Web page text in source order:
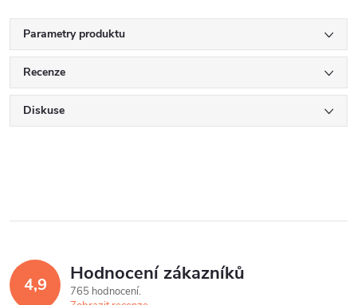
Parametry produktu
Recenze
Diskuse
4,9 Hodnocení zákazníků
765 hodnocení